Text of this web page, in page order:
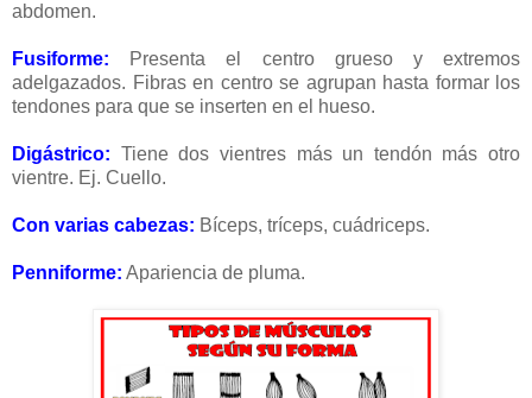
abdomen.
Fusiforme: Presenta el centro grueso y extremos
adelgazados. Fibras en centro se agrupan hasta formar los
tendones para que se inserten en el hueso.
Digástrico: Tiene dos vientres más un tendón más otro
vientre. Ej. Cuello.
Con varias cabezas: Bíceps, tríceps, cuádriceps.
Penniforme: Apariencia de pluma.